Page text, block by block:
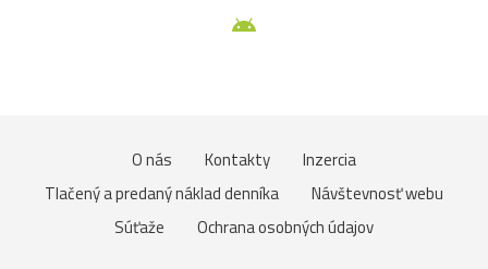
O nás Kontakty
Inzercia
Tlačený a predaný náklad denníka
Návštevnosť webu
Súťaže
Ochrana osobných údajov